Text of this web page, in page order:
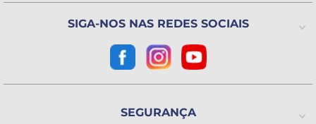
Utinga - Santo André / SP
CEP: 09220-611
Como chegar?
CNPJ: 07.003.260/0001-60
SIGA-NOS NAS REDES SOCIAIS
SEGURANÇA